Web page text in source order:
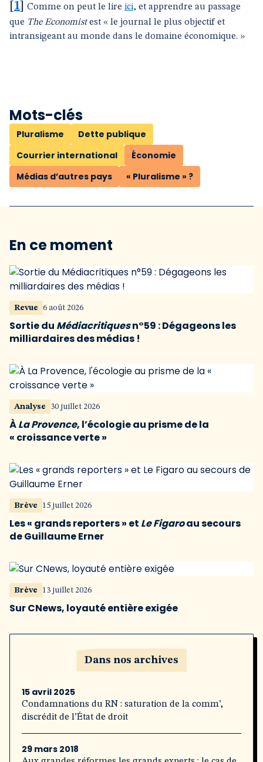
1 Comme on peut le lire ici, et apprendre au passage
que The Economistest « le journal le plus objectif et
intransigeant au monde dans le domaine économique. »
Mots-clés
Pluralisme
Dette publique
Courrier international
Économie
Médias d’autres pays
« Pluralisme » ?
En ce moment
Revue 6 août 2026
Sortie du Médiacritiquesn°59 : Dégageons les
milliardaires des médias !
Analyse 30 juillet 2026
ÀLa Provence, l’écologie au prisme de la
« croissance verte »
Brève 15 juillet 2026
Les « grands reporters » et Le Figaroau secours
de Guillaume Erner
Brève 13 juillet 2026
Sur CNews, loyauté entière exigée
Dans nos archives
15 avril 2025
Condamnations du RN : saturation de la comm’,
discrédit de l’État de droit
29 mars 2018